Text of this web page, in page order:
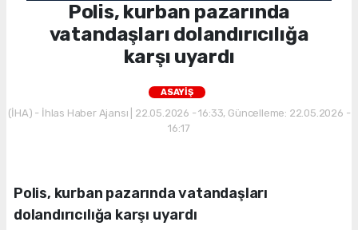
Polis, kurban pazarında
vatandaşları dolandırıcılığa
karşı uyardı
ASAYİŞ
(İHA) - İhlas Haber Ajansı | 22.05.2026 - 16:33, Güncelleme: 22.05.2026 -
16:17
Polis, kurban pazarında vatandaşları
dolandırıcılığa karşı uyardı